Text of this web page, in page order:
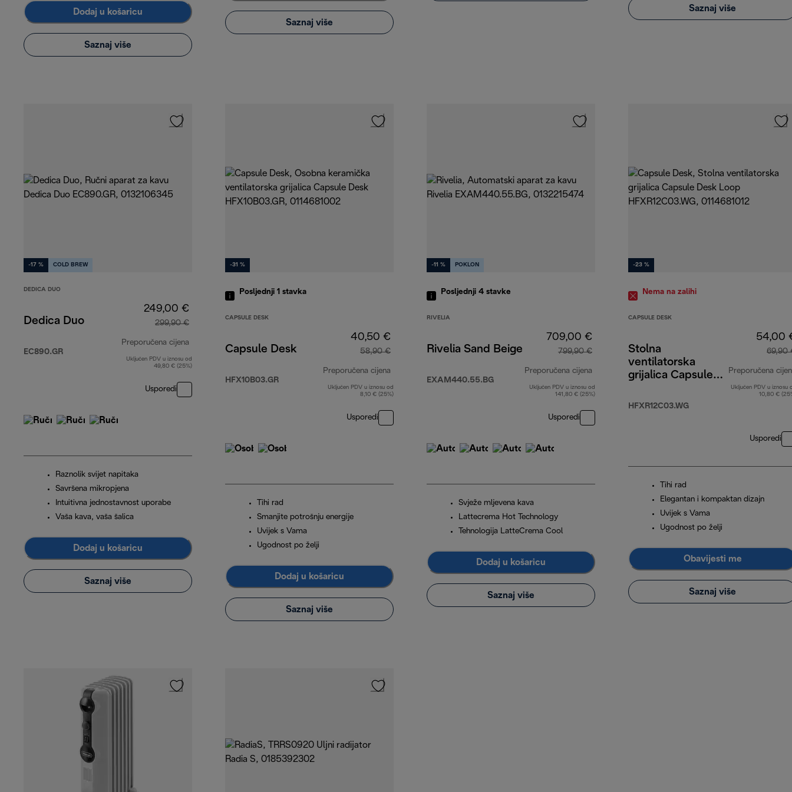
Dodaj u košaricu
Saznaj više
Saznaj više
Saznaj više
-17 % COLD BREW
DEDICA DUO
Dedica Duo
EC890.GR
249,00 €
299,90 €
Preporučena cijena
izvorna cijena 299,90 €
Uključen PDV u iznosu od
49,80 € (25%)
Usporedi
Raznolik svijet napitaka
Savršena mikropjena
Intuitivna jednostavnost uporabe
Vaša kava, vaša šalica
Dodaj u košaricu
Saznaj više
-31 %
Posljednji 1 stavka
CAPSULE DESK
Capsule Desk
HFX10B03.GR
40,50 €
58,90 €
Preporučena cijena
izvorna cijena 58,90 €
Uključen PDV u iznosu od
8,10 € (25%)
Usporedi
Tihi rad
Smanjite potrošnju energije
Uvijek s Vama
Ugodnost po želji
Dodaj u košaricu
Saznaj više
-11 % POKLON
Posljednji 4 stavke
RIVELIA
Rivelia Sand Beige
EXAM440.55.BG
709,00 €
799,90 €
Preporučena cijena
izvorna cijena 799,90 €
Uključen PDV u iznosu od
141,80 € (25%)
Usporedi
Svježe mljevena kava
Lattecrema Hot Technology
Tehnologija LatteCrema Cool
Dodaj u košaricu
Saznaj više
-23 %
Nema na zalihi
CAPSULE DESK
Stolna
ventilatorska
grijalica Capsule
HFXR12C03.WG
54,00
69,90
Preporučena
Uključen PDV u iznosu
10,80 €
Usporedi
Tihi rad
Elegantan i kompaktan dizajn
Uvijek s Vama
Ugodnost po želji
Obavijesti me
Saznaj više